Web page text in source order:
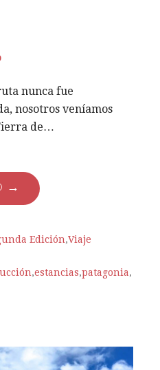
nunca fue
nosotros veníamos
de…
→
Edición,Viaje
,estancias,patagonia,